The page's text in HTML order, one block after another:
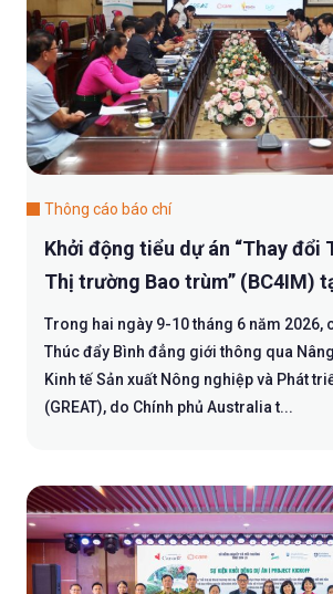
Thông cáo báo chí
Khởi động tiểu dự án “Thay đổi
Thị trường Bao trùm” (BC4IM)
Trong hai ngày 9-10 tháng 6 năm 2026,
Thúc đẩy Bình đẳng giới thông qua
Kinh tế Sản xuất Nông nghiệp và Phát
(GREAT), do Chính phủ Australia t...